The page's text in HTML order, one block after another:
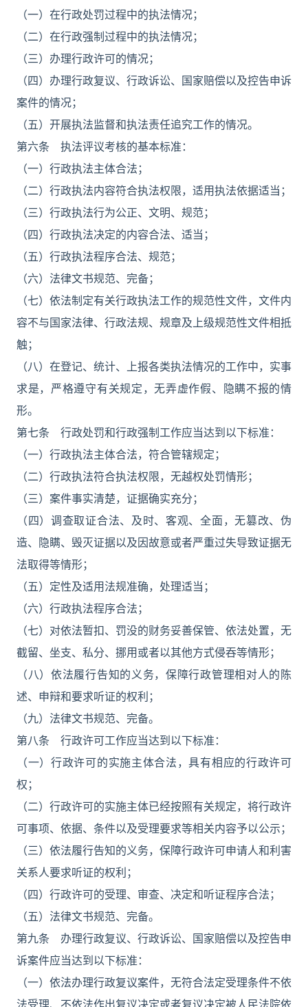
（一）在行政处罚过程中的执法情况；
（二）在行政强制过程中的执法情况；
（三）办理行政许可的情况；
（四）办理行政复议、行政诉讼、国家赔偿以及控告申诉
案件的情况；
（五）开展执法监督和执法责任追究工作的情况。
第六条 执法评议考核的基本标准：
（一）行政执法主体合法；
（二）行政执法内容符合执法权限，适用执法依据适当；
（三）行政执法行为公正、文明、规范；
（四）行政执法决定的内容合法、适当；
（五）行政执法程序合法、规范；
（六）法律文书规范、完备；
（七）依法制定有关行政执法工作的规范性文件，文件内
容不与国家法律、行政法规、规章及上级规范性文件相抵
触；
（八）在登记、统计、上报各类执法情况的工作中，实事
求是，严格遵守有关规定，无弄虚作假、隐瞒不报的情
形。
第七条 行政处罚和行政强制工作应当达到以下标准：
（一）行政执法主体合法，符合管辖规定；
（二）行政执法符合执法权限，无越权处罚情形；
（三）案件事实清楚，证据确实充分；
（四）调查取证合法、及时、客观、全面，无篡改、伪
造、隐瞒、毁灭证据以及因故意或者严重过失导致证据无
法取得等情形；
（五）定性及适用法规准确，处理适当；
（六）行政执法程序合法；
（七）对依法暂扣、罚没的财务妥善保管、依法处置，无
截留、坐支、私分、挪用或者以其他方式侵吞等情形；
（八）依法履行告知的义务，保障行政管理相对人的陈
述、申辩和要求听证的权利；
（九）法律文书规范、完备。
第八条 行政许可工作应当达到以下标准：
（一）行政许可的实施主体合法，具有相应的行政许可
权；
（二）行政许可的实施主体已经按照有关规定，将行政许
可事项、依据、条件以及受理要求等相关内容予以公示；
（三）依法履行告知的义务，保障行政许可申请人和利害
关系人要求听证的权利；
（四）行政许可的受理、审查、决定和听证程序合法；
（五）法律文书规范、完备。
第九条 办理行政复议、行政诉讼、国家赔偿以及控告申
诉案件应当达到以下标准：
（一）依法办理行政复议案件，无符合法定受理条件不依
法受理、不依法作出复议决定或者复议决定被人民法院依